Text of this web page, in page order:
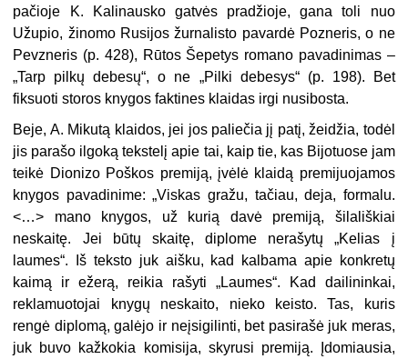
pačioje K. Kalinausko gatvės pradžioje, gana toli nuo
Užupio, žinomo Rusijos žurnalisto pavardė Pozneris, o ne
Pevzneris (p. 428), Rūtos Šepetys romano pavadinimas –
„Tarp pilkų debesų“, o ne „Pilki debesys“ (p. 198). Bet
fiksuoti storos knygos faktines klaidas irgi nusibosta.
Beje, A. Mikutą klaidos, jei jos paliečia jį patį, žeidžia, todėl
jis parašo ilgoką tekstelį apie tai, kaip tie, kas Bijotuose jam
teikė Dionizo Poškos premiją, įvėlė klaidą premijuojamos
knygos pavadinime: „Viskas gražu, tačiau, deja, formalu.
<…> mano knygos, už kurią davė premiją, šilališkiai
neskaitę. Jei būtų skaitę, diplome nerašytų „Kelias į
laumes“. Iš teksto juk aišku, kad kalbama apie konkretų
kaimą ir ežerą, reikia rašyti „Laumes“. Kad dailininkai,
reklamuotojai knygų neskaito, nieko keisto. Tas, kuris
rengė diplomą, galėjo ir neįsigilinti, bet pasirašė juk meras,
juk buvo kažkokia komisija, skyrusi premiją. Įdomiausia,